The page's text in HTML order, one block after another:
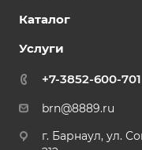
Каталог
Услуги
+7-3852-600-701
brn@8889.ru
г. Барнаул, ул.